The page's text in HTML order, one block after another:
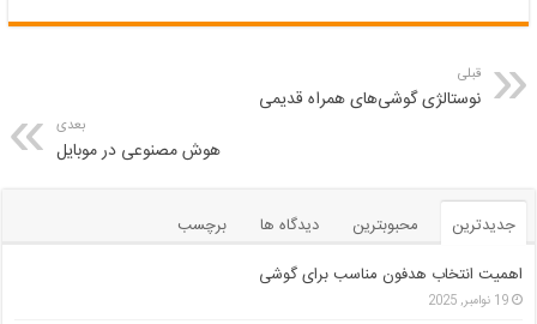
قبلی
نوستالژی گوشی‌های همراه قدیمی
بعدی
هوش مصنوعی در موبایل
جدیدترین محبوبترین دیدگاه ها
برچسب
اهمیت انتخاب هدفون مناسب برای گوشی
19 نوامبر, 2025